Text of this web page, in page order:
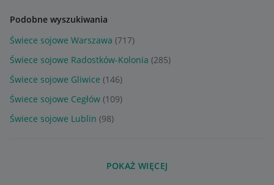
Podobne wyszukiwania
Świece sojowe Warszawa (717)
Świece sojowe Radostków-Kolonia (285)
Świece sojowe Gliwice (146)
Świece sojowe Cegłów (109)
Świece sojowe Lublin (98)
POKAŻ WIĘCEJ